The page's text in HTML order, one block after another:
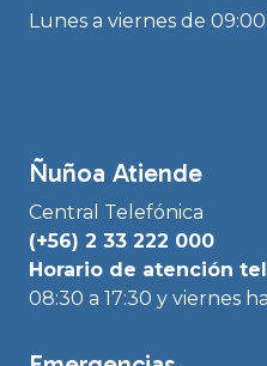
Lunes a viernes de 09:00
Ñuñoa Atiende
Central Telefónica
(+56) 2 33 222 000
Horario de atención
08:30 a 17:30 y viernes